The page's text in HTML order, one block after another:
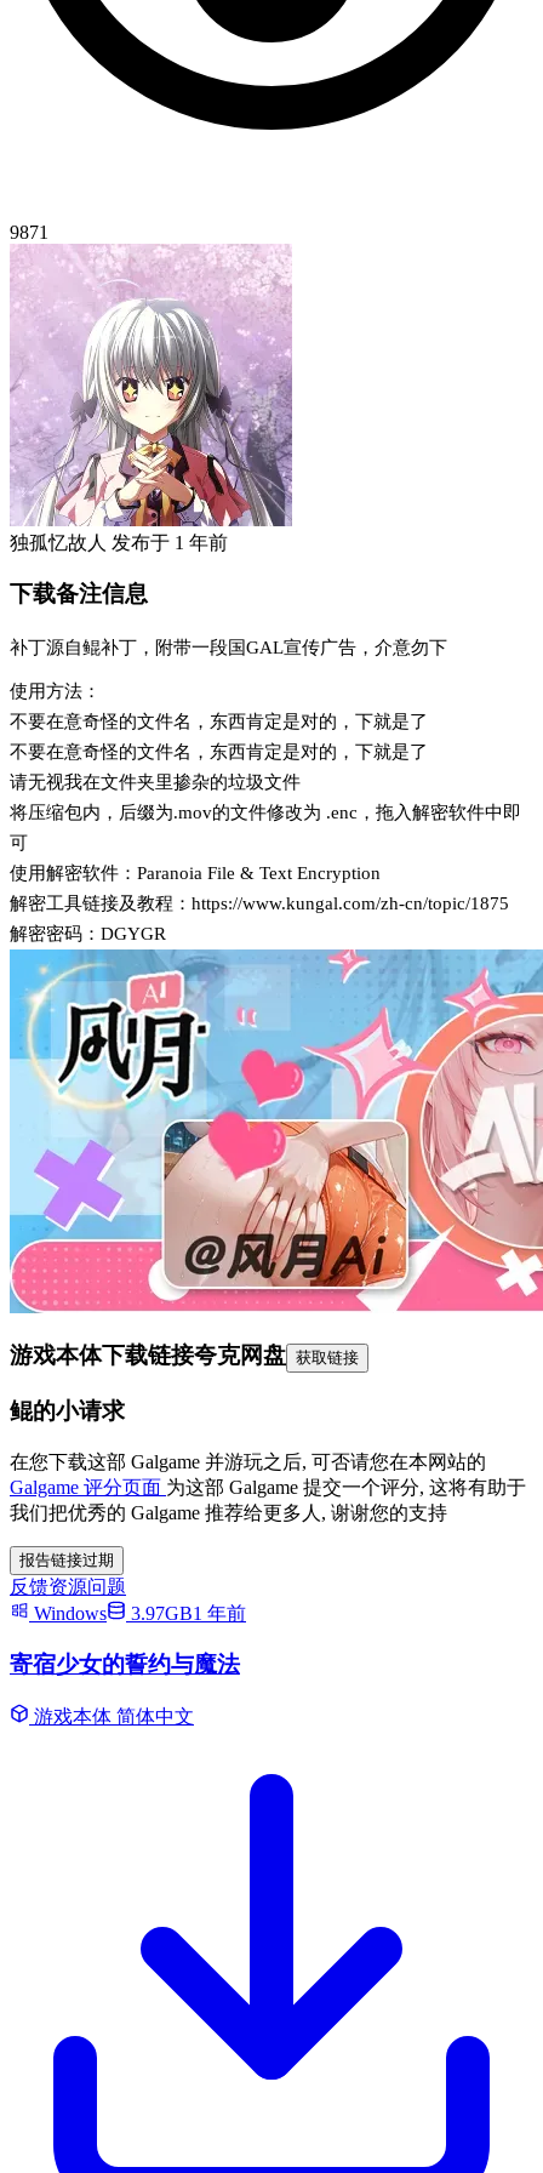
9871
独孤忆故人 发布于 1 年前
下载备注信息
补丁源自鲲补丁，附带一段国GAL宣传广告，介意勿下
使用方法：
不要在意奇怪的文件名，东西肯定是对的，下就是了
不要在意奇怪的文件名，东西肯定是对的，下就是了
请无视我在文件夹里掺杂的垃圾文件
将压缩包内，后缀为.mov的文件修改为 .enc，拖入解密软件中即
可
使用解密软件：Paranoia File & Text Encryption
解密工具链接及教程：https://www.kungal.com/zh-cn/topic/1875
解密密码：DGYGR
游戏本体下载链接夸克网盘 获取链接
鲲的小请求
在您下载这部 Galgame 并游玩之后, 可否请您在本网站的
Galgame 评分页面 为这部 Galgame 提交一个评分, 这将有助于
我们把优秀的 Galgame 推荐给更多人, 谢谢您的支持
报告链接过期
反馈资源问题
Windows
3.97GB1 年前
寄宿少女的誓约与魔法
游戏本体 简体中文